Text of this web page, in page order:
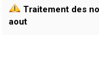
Traitement des
aout